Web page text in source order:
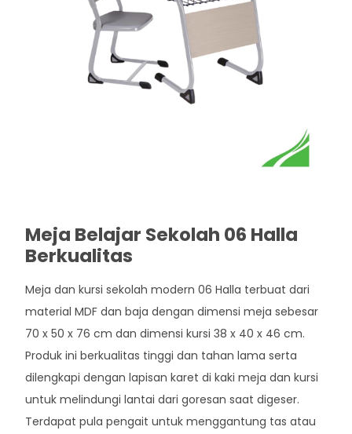
Meja Belajar Sekolah 06 Halla
Berkualitas
Meja dan kursi sekolah modern 06 Halla terbuat dari
material MDF dan baja dengan dimensi meja sebesar
70 x 50 x 76 cm dan dimensi kursi 38 x 40 x 46 cm.
Produk ini berkualitas tinggi dan tahan lama serta
dilengkapi dengan lapisan karet di kaki meja dan kursi
untuk melindungi lantai dari goresan saat digeser.
Terdapat pula pengait untuk menggantung tas atau